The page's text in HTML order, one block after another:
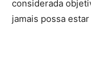
considerada
jamais possa